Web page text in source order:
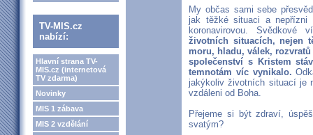
TV-MIS.cz
nabízí:
Hlavní strana TV-
MIS.cz (internetová
TV zdarma)
Novinky
MIS 1 zábava
MIS 2 vzdělání
My občas sami sebe
jak těžké situaci a
koronavirovou.
životních situacích, nejen
moru, hladu, válek,
společenství s Kristem
temnotám víc vynikalo.
jakýkoliv životních situací je
vzdáleni od Boha.
Přejeme si být zdraví,
svatým?